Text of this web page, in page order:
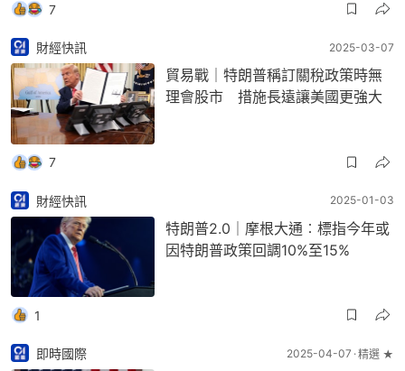
7
財經快訊 2025-03-07
貿易戰｜特朗普稱訂關稅政策時無
理會股市 措施長遠讓美國更強大
7
財經快訊 2025-01-03
特朗普2.0｜摩根大通︰標指今年或
因特朗普政策回調10%至15%
1
即時國際 2025-04-07 精選 ★